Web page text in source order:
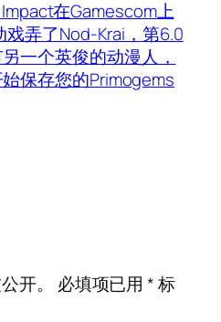
在Gamescom上
戏弄了Nod-Krai，第6.0
一个英俊的动漫人，
保存您的Primogems
开。
必填项已用*标